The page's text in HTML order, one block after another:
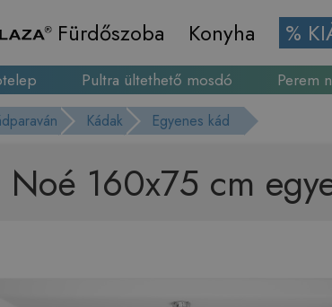
Fürdőszoba Konyha %
Pultra ültethető mosdó Perem
Kádak Egyenes kád
160x75 cm